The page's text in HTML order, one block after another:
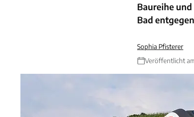
Baureihe
Bad
Sophia Pfisterer
Veröffentlicht